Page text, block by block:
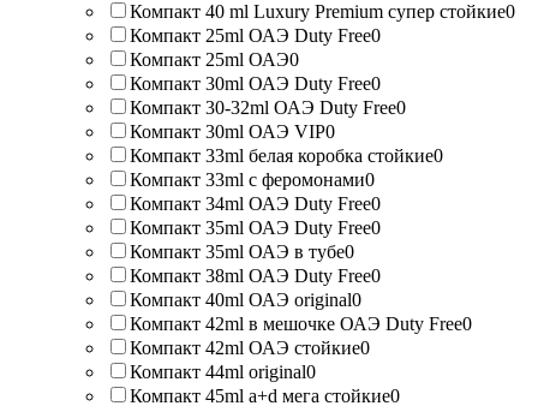
Компакт 40 ml Luxury Premium супер стойкие0
Компакт 25ml ОАЭ Duty Free0
Компакт 25ml ОАЭ0
Компакт 30ml ОАЭ Duty Free0
Компакт 30-32ml ОАЭ Duty Free0
Компакт 30ml ОАЭ VIP0
Компакт 33ml белая коробка стойкие0
Компакт 33ml с феромонами0
Компакт 34ml ОАЭ Duty Free0
Компакт 35ml ОАЭ Duty Free0
Компакт 35ml ОАЭ в тубе0
Компакт 38ml ОАЭ Duty Free0
Компакт 40ml ОАЭ original0
Компакт 42ml в мешочке ОАЭ Duty Free0
Компакт 42ml ОАЭ стойкие0
Компакт 44ml original0
Компакт 45ml a+d мега стойкие0